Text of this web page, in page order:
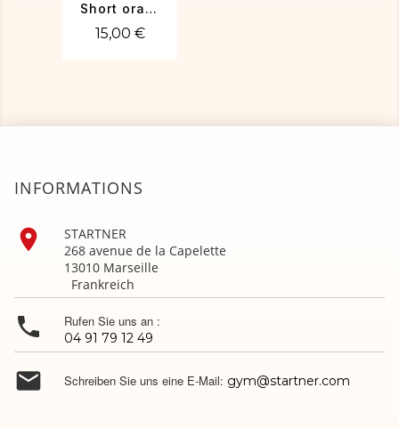
Short orange
15,00 €
INFORMATIONS

STARTNER
268 avenue de la Capelette
13010 Marseille
Frankreich
 Rufen Sie uns an :
04 91 79 12 49
 Schreiben Sie uns eine E-Mail: gym@startner.com